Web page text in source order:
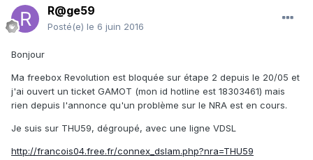
R@ge59
Posté(e) le 6 juin 2016
Bonjour
Ma freebox Revolution est bloquée sur étape 2 depuis le 20/05 et
j'ai ouvert un ticket GAMOT (mon id hotline est 18303461) mais
rien depuis l'annonce qu'un problème sur le NRA est en cours.
Je suis sur THU59, dégroupé, avec une ligne VDSL
http://francois04.free.fr/connex_dslam.php?nra=THU59